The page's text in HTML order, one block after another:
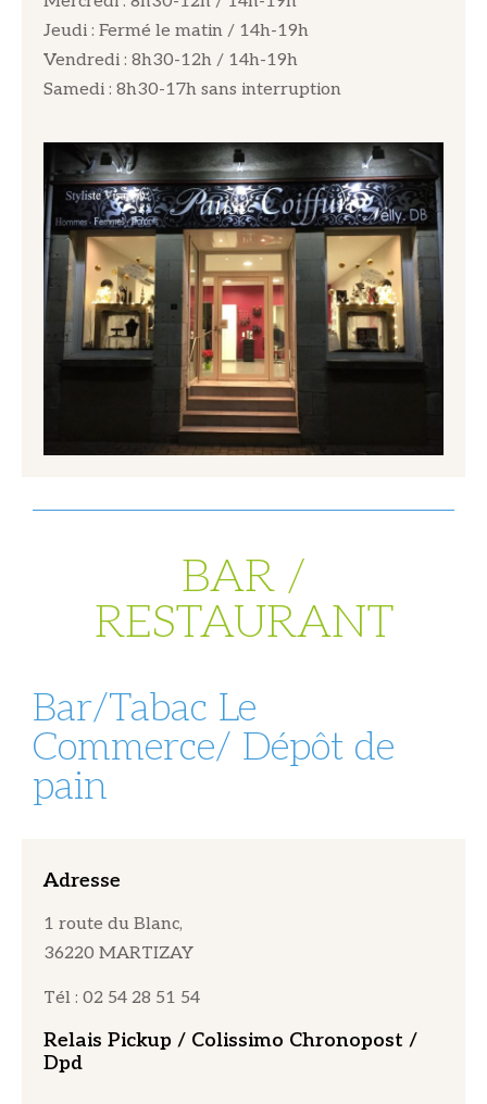
Jeudi : Fermé le matin / 14h-19h
Vendredi : 8h30-12h / 14h-19h
Samedi : 8h30-17h sans interruption
BAR /
RESTAURANT
Bar/Tabac Le
Commerce/ Dépôt de
pain
Adresse
1 route du Blanc,
36220 MARTIZAY
Tél : 02 54 28 51 54
Relais Pickup / Colissimo Chronopost /
Dpd